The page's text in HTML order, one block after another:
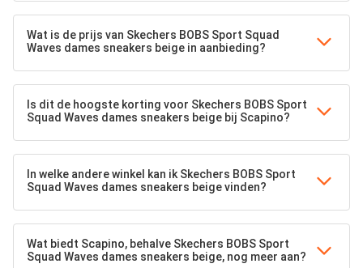
Wat is de prijs van Skechers BOBS Sport Squad
Waves dames sneakers beige in aanbieding?
Is dit de hoogste korting voor Skechers BOBS Sport
Squad Waves dames sneakers beige bij Scapino?
In welke andere winkel kan ik Skechers BOBS Sport
Squad Waves dames sneakers beige vinden?
Wat biedt Scapino, behalve Skechers BOBS Sport
Squad Waves dames sneakers beige, nog meer aan?